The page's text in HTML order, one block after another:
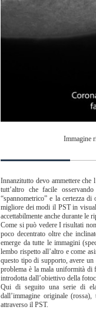
Immagine
Innanzitutto devo ammettere che
tutt’altro che facile
“spannometrico” e la certezza
migliore dei modi il PST in
accettabilmente anche durante le
Come si può vedere I risultati
poco decentrato oltre che
emerge da tutte le immagini
lembo rispetto all’altro e come
questo tipo di supporto, avere
problema è la mala uniformità di
introdotta dall’obiettivo della
Qui di seguito una serie di
dall’immagine originale
attraverso il PST.